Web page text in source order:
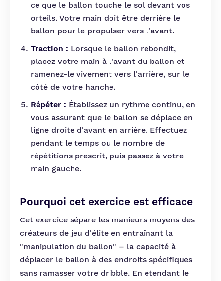
ce que le ballon touche le sol devant vos
orteils. Votre main doit être derrière le
ballon pour le propulser vers l'avant.
Traction : Lorsque le ballon rebondit,
placez votre main à l'avant du ballon et
ramenez-le vivement vers l'arrière, sur le
côté de votre hanche.
Répéter : Établissez un rythme continu, en
vous assurant que le ballon se déplace en
ligne droite d'avant en arrière. Effectuez
pendant le temps ou le nombre de
répétitions prescrit, puis passez à votre
main gauche.
Pourquoi cet exercice est efficace
Cet exercice sépare les manieurs moyens des
créateurs de jeu d'élite en entraînant la
"manipulation du ballon" – la capacité à
déplacer le ballon à des endroits spécifiques
sans ramasser votre dribble. En étendant le